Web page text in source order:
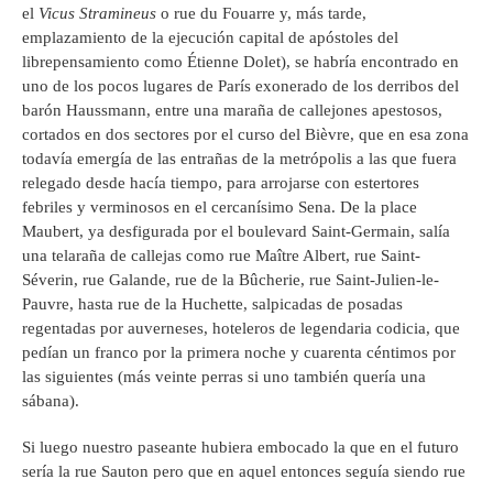
el Vicus Stramineus o rue du Fouarre y, más tarde,
emplazamiento de la ejecución capital de apóstoles del
librepensamiento como Étienne Dolet), se habría encontrado en
uno de los pocos lugares de París exonerado de los derribos del
barón Haussmann, entre una maraña de callejones apestosos,
cortados en dos sectores por el curso del Bièvre, que en esa zona
todavía emergía de las entrañas de la metrópolis a las que fuera
relegado desde hacía tiempo, para arrojarse con estertores
febriles y verminosos en el cercanísimo Sena. De la place
Maubert, ya desfigurada por el boulevard Saint-Germain, salía
una telaraña de callejas como rue Maître Albert, rue Saint-
Séverin, rue Galande, rue de la Bûcherie, rue Saint-Julien-le-
Pauvre, hasta rue de la Huchette, salpicadas de posadas
regentadas por auverneses, hoteleros de legendaria codicia, que
pedían un franco por la primera noche y cuarenta céntimos por
las siguientes (más veinte perras si uno también quería una
sábana).
Si luego nuestro paseante hubiera embocado la que en el futuro
sería la rue Sauton pero que en aquel entonces seguía siendo rue